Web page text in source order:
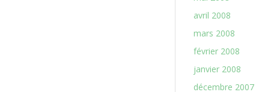
avril 2008
mars 2008
février 2008
janvier 2008
décembre 2007